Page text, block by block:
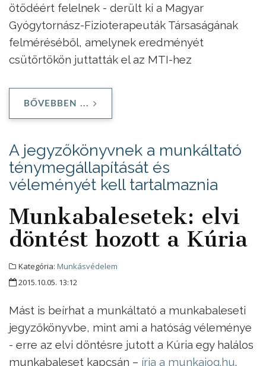
ötödéért felelnek - derült ki a Magyar
Gyógytornász-Fizioterapeuták Társaságának
felméréséből, amelynek eredményét
csütörtökön juttatták el az MTI-hez
BŐVEBBEN ...
A jegyzőkönyvnek a munkáltató
ténymegállapítását és
véleményét kell tartalmaznia
Munkabalesetek: elvi
döntést hozott a Kúria
Kategória: Munkásvédelem
2015.10.05. 13:12
Mást is beírhat a munkáltató a munkabaleseti
jegyzőkönyvbe, mint ami a hatóság véleménye
- erre az elvi döntésre jutott a Kúria egy halálos
munkabaleset kapcsán – írja a munkajog.hu.